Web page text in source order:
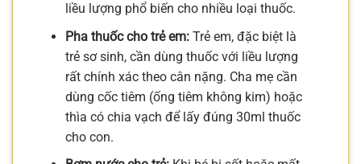
liều lượng phổ biến cho nhiều loại thuốc.
Pha thuốc cho trẻ em:Trẻ em, đặc biệt là
trẻ sơ sinh, cần dùng thuốc với liều lượng
rất chính xác theo cân nặng. Cha mẹ cần
dùng cốc tiêm (ống tiêm không kim) hoặc
thìa có chia vạch để lấy đúng 30ml thuốc
cho con.